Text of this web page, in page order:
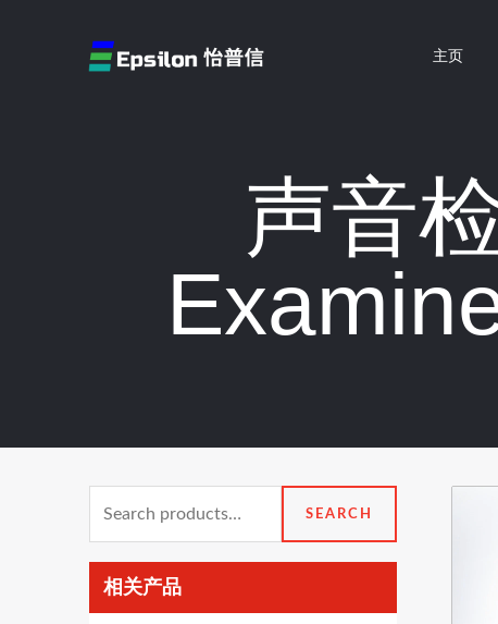
主页
声音
SEARCH
相关产品